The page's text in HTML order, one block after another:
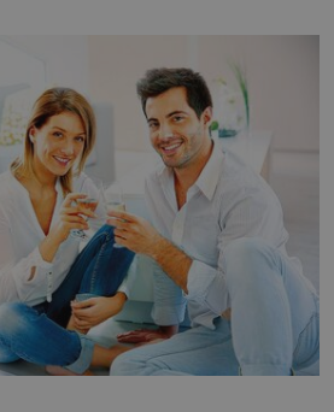
✿ 4 lžíce olivového oleje ✿ 1
½ stroužku